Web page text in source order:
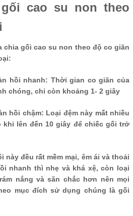
cao su non theo
chia gối cao su non theo độ co giãn
hồi nhanh: Thời gian co giãn của
chóng, chỉ còn khoảng 1- 2 giây
hồi chậm: Loại đệm này mất nhiều
lên đến 10 giây để chiếc gối trở
này đều rất mềm mại, êm ái và thoải
nhanh thì nhẹ và khá xệ, còn loại
nắng và săn chắc hơn nên mọi
mục đích sử dụng chúng là gối